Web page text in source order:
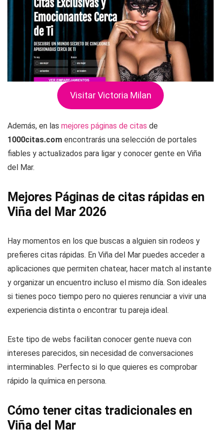
Visitar Victoria Milan
Además, en las mejores páginas de citas de
1000citas.com encontrarás una selección de portales
fiables y actualizados para ligar y conocer gente en Viña
del Mar.
Mejores Páginas de citas rápidas en
Viña del Mar 2026
Hay momentos en los que buscas a alguien sin rodeos y
prefieres citas rápidas. En Viña del Mar puedes acceder a
aplicaciones que permiten chatear, hacer match al instante
y organizar un encuentro incluso el mismo día. Son ideales
si tienes poco tiempo pero no quieres renunciar a vivir una
experiencia distinta o encontrar tu pareja ideal.
Este tipo de webs facilitan conocer gente nueva con
intereses parecidos, sin necesidad de conversaciones
interminables. Perfecto si lo que quieres es comprobar
rápido la química en persona.
Cómo tener citas tradicionales en
Viña del Mar